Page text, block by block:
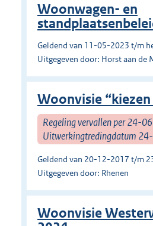
Woonwagen- en
Geldend van 11-05-2023 t/m
Uitgegeven door: Horst aan de
Woonvisie
Regeling vervallen per 24-
Uitwerkingtredingdatum
Geldend van 20-12-2017 t/m
Uitgegeven door: Rhenen
Woonvisie